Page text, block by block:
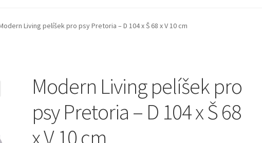
vybavení Můj účet Obchod Pokladna Vše pro kočky
Living pelíšek pro psy Pretoria – D 104 x Š 68 x V 10 cm
Modern Living pelíšek pro
psy Pretoria – D 104 x Š 68
x V 10 cm